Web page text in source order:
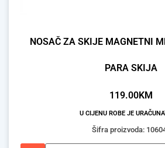
NOSAČ ZA SKIJE MAGNETNI
PARA SKIJA
119.00KM
U CIJENU ROBE JE
Šifra proizvoda: